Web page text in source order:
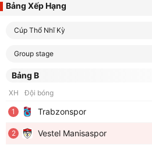
Bảng Xếp Hạng
Cúp Thổ Nhĩ Kỳ
Group stage
Bảng B
XH Đội bóng
1 Trabzonspor
2 Vestel Manisaspor